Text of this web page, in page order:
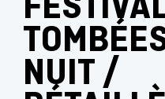
NUIT /